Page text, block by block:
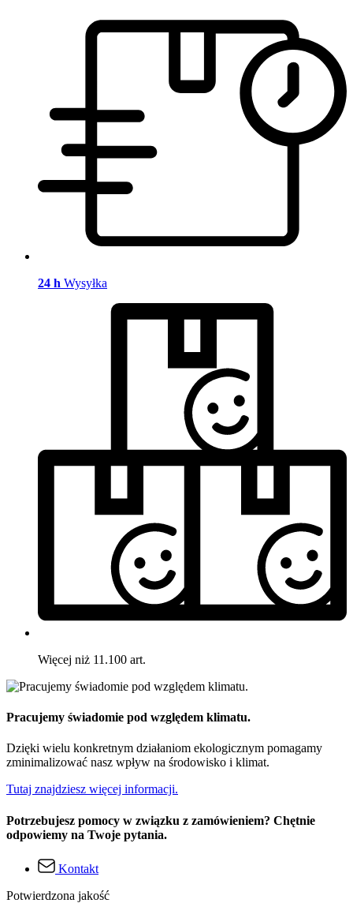
24 h Wysyłka
Więcej niż 11.100 art.
Pracujemy świadomie pod względem klimatu.
Dzięki wielu konkretnym działaniom ekologicznym pomagamy
zminimalizować nasz wpływ na środowisko i klimat.
Tutaj znajdziesz więcej informacji.
Potrzebujesz pomocy w związku z zamówieniem? Chętnie
odpowiemy na Twoje pytania.
Kontakt
Potwierdzona jakość